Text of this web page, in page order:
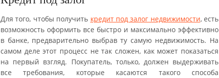
Для того, чтобы получить кредит под залог недвижимости, есть
возможность оформить все быстро и максимально эффективно
в банке, предварительно выбрав ту самую недвижимость. На
самом деле этот процесс не так сложен, как может показаться
на первый взгляд. Покупатель, только, должен выдерживать
все требования, которые касаются такого способа